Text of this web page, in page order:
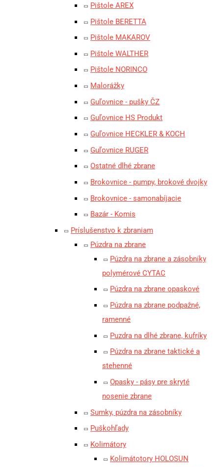
Pištole AREX
Pištole BERETTA
Pištole MAKAROV
Pištole WALTHER
Pištole NORINCO
Malorážky
Guľovnice - pušky ČZ
Guľovnice HS Produkt
Guľovnice HECKLER & KOCH
Guľovnice RUGER
Ostatné dlhé zbrane
Brokovnice - pumpy, brokové dvojky
Brokovnice - samonabíjacie
Bazár - Komis
Príslušenstvo k zbraniam
Púzdra na zbrane
Púzdra na zbrane a zásobníky
polymérové CYTAC
Púzdra na zbrane opaskové
Púzdra na zbrane podpažné,
ramenné
Puzdra na dlhé zbrane, kufríky
Púzdra na zbrane taktické a
stehenné
Opasky - pásy pre skryté
nosenie zbrane
Sumky, púzdra na zásobníky
Puškohľady
Kolimátory
Kolimátotory HOLOSUN